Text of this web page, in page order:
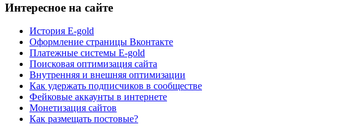
Интересное на сайте
История E-gold
Оформление страницы Вконтакте
Платежные системы E-gold
Поисковая оптимизация сайта
Внутренняя и внешняя оптимизации
Как удержать подписчиков в сообществе
Фейковые аккаунты в интернете
Монетизация сайтов
Как размещать постовые?